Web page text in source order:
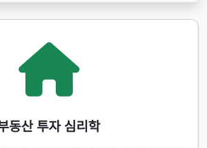
동산 투자 심리학